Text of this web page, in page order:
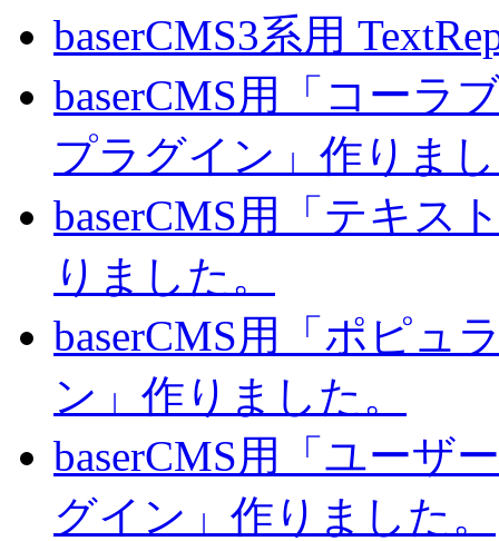
baserCMS3系用
baserCMS用「コーラ
プラグイン」作りま
baserCMS用「テキス
りました。
baserCMS用「ポピュ
ン」作りました。
baserCMS用「ユーザ
グイン」作りました。